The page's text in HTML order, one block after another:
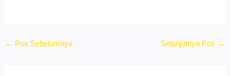
← Pos Sebelumnya Selanjutnya Pos →